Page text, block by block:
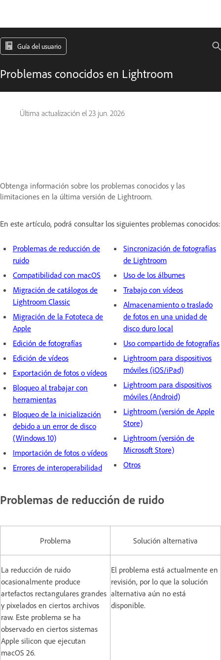
Guía del usuario
Problemas conocidos en Lightroom
Última actualización el 23 jun. 2026
Obtenga información sobre los problemas conocidos y las
limitaciones en la última versión de Lightroom.
En este artículo, podrá consultar los siguientes problemas conocidos:
Problemas de reducción de
ruido
Compatibilidad con macOS
Migración de catálogos de
Lightroom Classic
Migración de la Fototeca de
Apple
Edición de fotografías
Edición de vídeos
Exportación de fotos o vídeos
Bloqueo al trabajar con
herramientas
Bloqueo de la inicialización
debido a un error de disco
(Windows 10)
Importación de fotos o vídeos
Errores de interoperabilidad
Sincronización de fotografías
de Lightroom
Uso de los álbumes
Trabajo con vídeos
Almacenamiento o traslado
de fotos en una unidad de
disco duro local
Uso compartido de fotografías
Lightroom para dispositivos
móviles (iOS/iPad)
Lightroom para dispositivos
móviles (Android)
Lightroom (versión de Apple
Store)
Lightroom (versión de
Microsoft Store)
Otros
Problemas de reducción de ruido
Problema Solución alternativa
La reducción de ruido
ocasionalmente produce
artefactos rectangulares grandes
y pixelados en ciertos archivos
raw. Este problema se ha
observado en ciertos sistemas
Apple silicon que ejecutan
macOS 26.
El problema está actualmente en
revisión, por lo que la solución
alternativa aún no está
disponible.